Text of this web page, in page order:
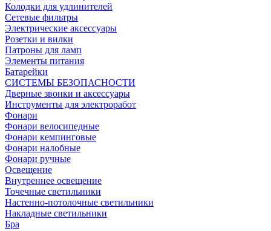
Колодки для удлинителей
Сетевые фильтры
Электрические аксессуары
Розетки и вилки
Патроны для ламп
Элементы питания
Батарейки
СИСТЕМЫ БЕЗОПАСНОСТИ
Дверные звонки и аксессуары
Инструменты для электроработ
Фонари
Фонари велосипедные
Фонари кемпинговые
Фонари налобные
Фонари ручные
Освещение
Внутреннее освещение
Точечные светильники
Настенно-потолочные светильники
Накладные светильники
Бра